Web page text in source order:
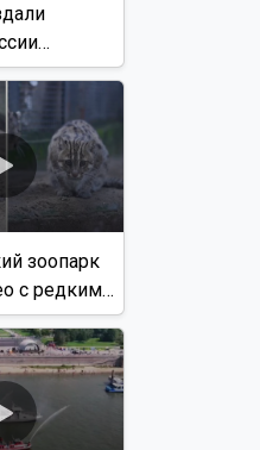
фильм
ИИ
зоопарк
с редким